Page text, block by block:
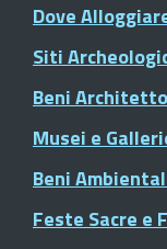
Dove
Siti
Beni
Musei e
Beni
Feste Sacre e